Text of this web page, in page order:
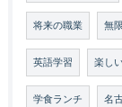
将来の職業 無
英語学習 楽し
学食ランチ 名